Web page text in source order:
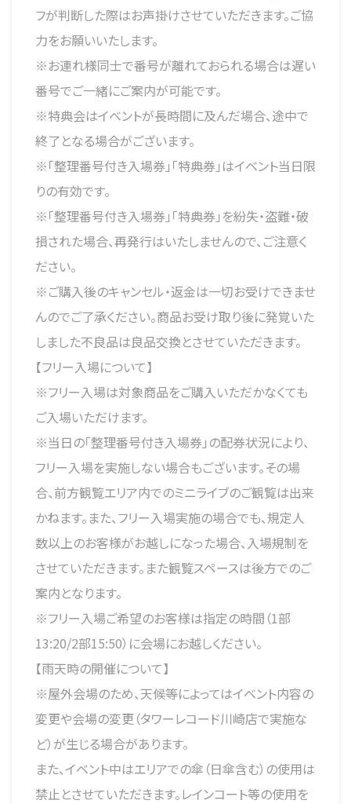
フが判断した際はお声掛けさせていただきます。ご協
力をお願いいたします。
※お連れ様同士で番号が離れておられる場合は遅い
番号でご一緒にご案内が可能です。
※特典会はイベントが長時間に及んだ場合、途中で
終了となる場合がございます。
※「整理番号付き入場券」「特典券」はイベント当日限
りの有効です。
※「整理番号付き入場券」「特典券」を紛失・盗難・破
損された場合、再発行はいたしませんので、ご注意く
ださい。
※ご購入後のキャンセル・返金は一切お受けできませ
んのでご了承ください。商品お受け取り後に発覚いた
しました不良品は良品交換とさせていただきます。
【フリー入場について】
※フリー入場は対象商品をご購入いただかなくても
ご入場いただけます。
※当日の「整理番号付き入場券」の配券状況により、
フリー入場を実施しない場合もございます。その場
合、前方観覧エリア内でのミニライブのご観覧は出来
かねます。また、フリー入場実施の場合でも、規定人
数以上のお客様がお越しになった場合、入場規制を
させていただきます。また観覧スペースは後方でのご
案内となります。
※フリー入場ご希望のお客様は指定の時間（1部
13:20/2部15:50）に会場にお越しください。
【雨天時の開催について】
※屋外会場のため、天候等によってはイベント内容の
変更や会場の変更（タワーレコード川崎店で実施な
ど）が生じる場合があります。
また、イベント中はエリアでの傘（日傘含む）の使用は
禁止とさせていただきます。レインコート等の使用を